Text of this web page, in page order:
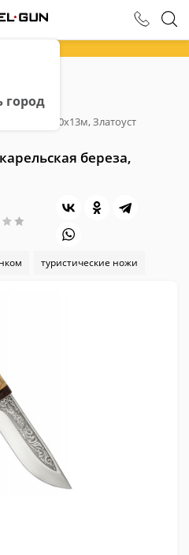
город
береза, 100х13м, Златоуст
береза,
туристические ножи